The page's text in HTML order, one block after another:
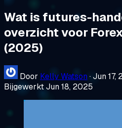
Wat is futures-
overzicht voor
(2025)
Door Kelly Watson·Jun 17,
Bijgewerkt Jun 18, 2025